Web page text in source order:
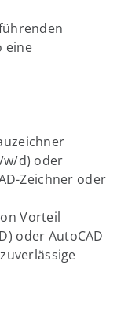
eine
w/d) oder
Zeichner oder
Vorteil
oder AutoCAD